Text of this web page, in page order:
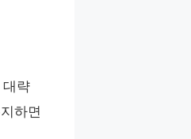
대략
하면